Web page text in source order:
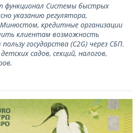
функционал Системы быстрых
указанию регулятора,
кредитные организации
клиентам возможность
государства (С2G) через СБП.
садов, секций, налогов,